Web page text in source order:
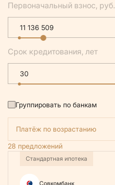
Первоначальный взнос, руб.
Срок кредитования, лет
Группировать по банкам
Платёж по возрастанию
28 предложений
Стандартная ипотека
Совкомбанк